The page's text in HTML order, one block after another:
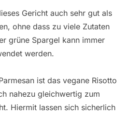
Gericht auch sehr gut als
ohne dass zu viele Zutaten
grüne Spargel kann immer
werden.
ist das vegane Risotto
nahezu gleichwertig zum
Hiermit lassen sich sicherlich